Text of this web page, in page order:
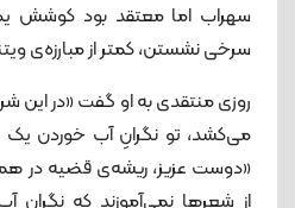
سهراب اما معتقد بود کوشش
سرخی نشستن، کمتر از مبارزه‌ی
روزی منتقدی به او گفت «در این
می‌کشد، تو نگرانِ آب خوردن یک
«دوست عزیز، ریشه‌ی قضیه در
از شعرها نمی‌آموزند که نگران